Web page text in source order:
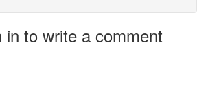
in to write a comment